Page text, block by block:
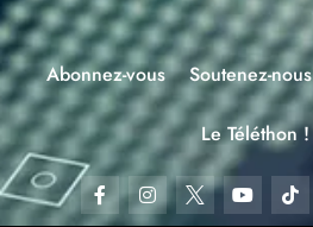
Abonnez-vous Soutenez-nous
Le Téléthon !